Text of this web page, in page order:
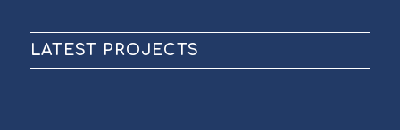
LATEST PROJECTS